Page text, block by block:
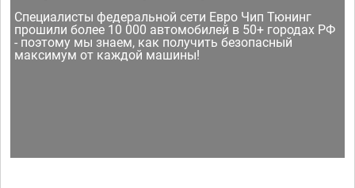
Специалисты федеральной сети Евро Чип Тюнинг
прошили более 10 000 автомобилей в 50+ городах РФ
- поэтому мы знаем, как получить безопасный
максимум от каждой машины!